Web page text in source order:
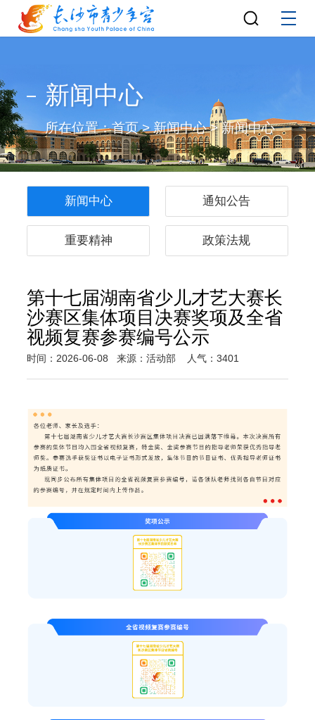
新闻中心
所在位置：首页>新闻中心>新闻中心
新闻中心 通知公告
重要精神 政策法规
第十七届湖南省少儿才艺大赛长
沙赛区集体项目决赛奖项及全省
视频复赛参赛编号公示
时间：2026-06-08 来源：活动部 人气：3401